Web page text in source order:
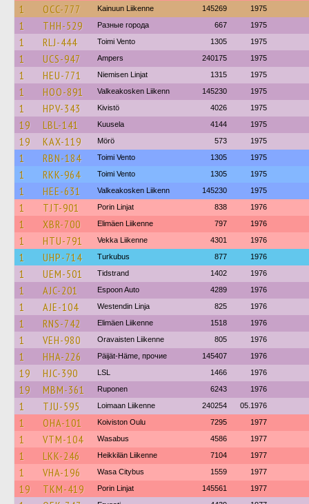
1 OCC-777 Kainuun Liikenne 145269 1975
1 THH-529 Разные города 667 1975
1 RLJ-444 Toimi Vento 1305 1975
1 UCS-947 Ampers 240175 1975
1 HEU-771 Niemisen Linjat 1315 1975
1 HOO-891 Valkeakosken Liikenn 145230 1975
1 HPV-343 Kivistö 4026 1975
19 LBL-141 Kuusela 4144 1975
19 KAX-119 Mörö 573 1975
1 RBN-184 Toimi Vento 1305 1975
1 RKK-964 Toimi Vento 1305 1975
1 HEE-631 Valkeakosken Liikenn 145230 1975
1 TJT-901 Porin Linjat 838 1976
1 XBR-700 Elimäen Liikenne 797 1976
1 HTU-791 Vekka Liikenne 4301 1976
1 UHP-714 Turkubus 877 1976
1 UEM-501 Tidstrand 1402 1976
1 AJC-201 Espoon Auto 4289 1976
1 AJE-104 Westendin Linja 825 1976
1 RNS-742 Elimäen Liikenne 1518 1976
1 VEH-980 Oravaisten Liikenne 805 1976
1 HHA-226 Päijät-Häme, прочие 145407 1976
19 HJC-390 LSL 1466 1976
19 MBM-361 Ruponen 6243 1976
1 TJU-595 Loimaan Liikenne 240254 05.1976
1 OHA-101 Koiviston Oulu 7295 1977
1 VTM-104 Wasabus 4586 1977
1 LKK-246 Heikkilän Liikenne 7104 1977
1 VHA-196 Wasa Citybus 1559 1977
19 TKM-419 Porin Linjat 145561 1977